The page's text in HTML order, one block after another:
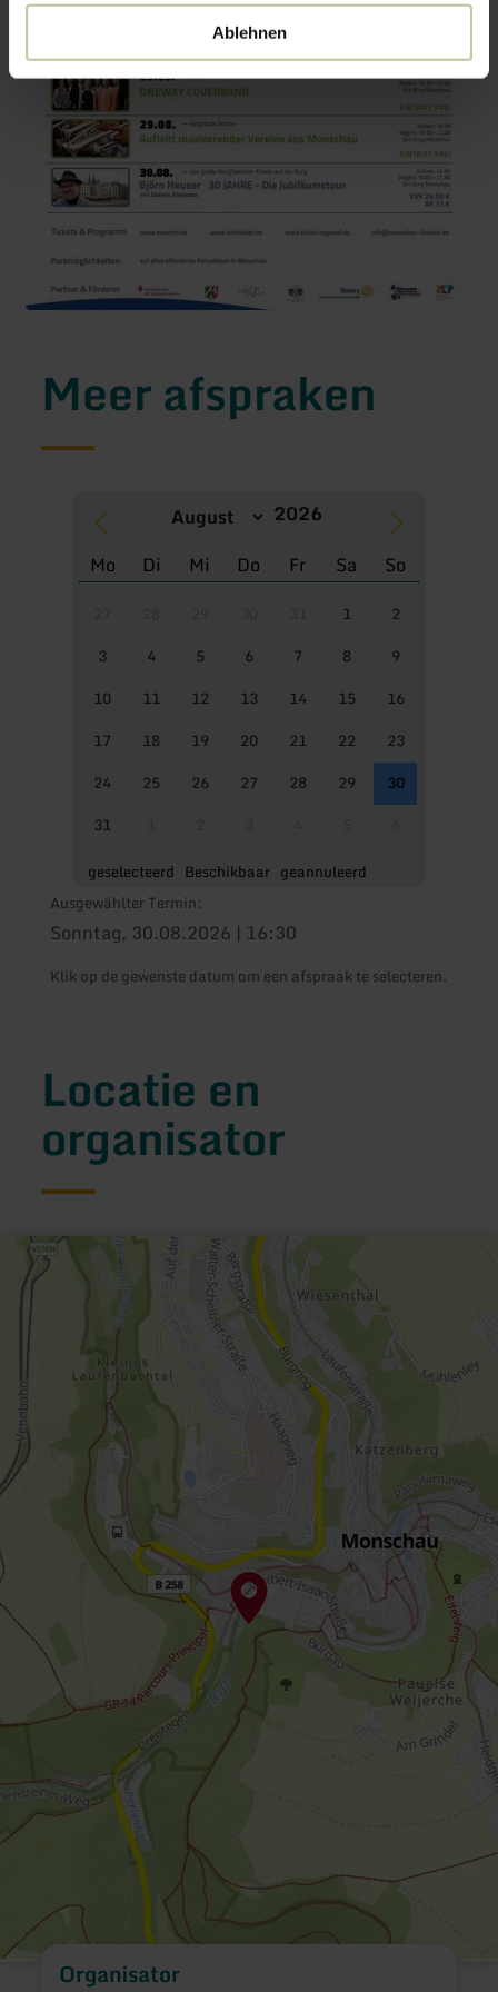
Ablehnen
Meer afspraken
Mo Di Mi Do Fr Sa So
1
2
3
4 5 6 7 8
9
10
11 12 13 14 15
16
17
18 19 20 21 22
23
24
25 26 27 28 29
30
31
geselecteerd Beschikbaar geannuleerd
Ausgewählter Termin:
Sonntag, 30.08.2026 | 16:30
Klik op de gewenste datum om een afspraak te selecteren.
Locatie en
organisator
Organisator